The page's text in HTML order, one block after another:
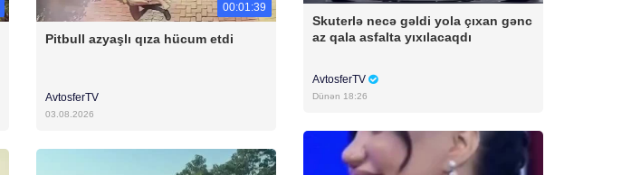
00:01:39
Pitbull azyaşlı qıza hücum etdi
AvtosferTV
03.08.2026
Skuterlə necə gəldi yola çıxan gənc
az qala asfalta yıxılacaqdı
AvtosferTV
Dünən 18:26